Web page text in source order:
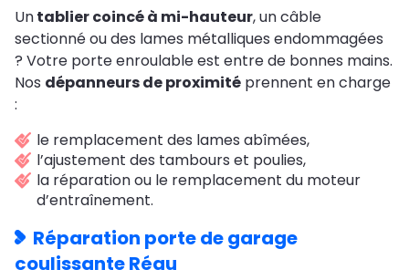
Untablier coincé à mi-hauteur, un câble
sectionné ou des lames métalliques endommagées
? Votre porte enroulable est entre de bonnes mains.
Nos dépanneurs de proximité prennent en charge
:
le remplacement des lames abîmées,
l’ajustement des tambours et poulies,
la réparation ou le remplacement du moteur
d’entraînement.
Réparation porte de garage
coulissante Réau